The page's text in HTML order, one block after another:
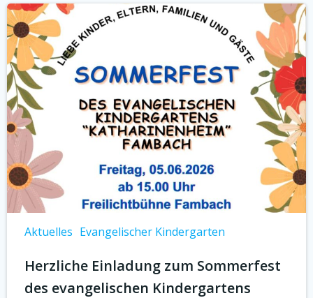
Aktuelles Evangelischer Kindergarten
Herzliche Einladung zum Sommerfest
des evangelischen Kindergartens